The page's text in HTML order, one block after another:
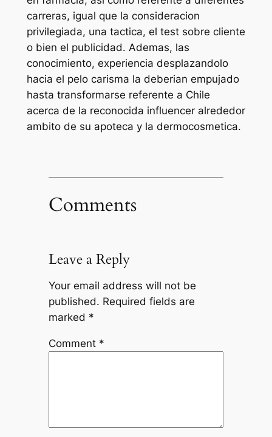
carreras, igual que la consideracion
privilegiada, una tactica, el test sobre cliente
o bien el publicidad. Ademas, las
conocimiento, experiencia desplazandolo
hacia el pelo carisma la deberian empujado
hasta transformarse referente a Chile
acerca de la reconocida influencer alrededor
ambito de su apoteca y la dermocosmetica.
Comments
Leave a Reply
Your email address will not be
published. Required fields are
marked *
Comment *